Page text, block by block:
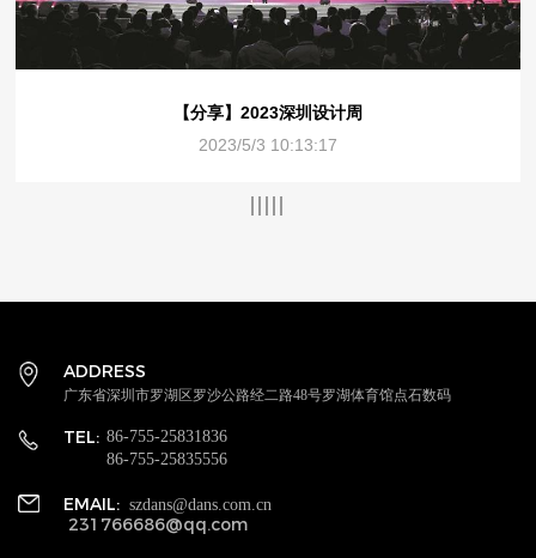
【分享】2023深圳设计周
2023/5/3 10:13:17
ADDRESS
广东省深圳市罗湖区罗沙公路经二路48号罗湖体育馆点石数码
TEL: 86-755-25831836
86-755-25835556
EMAIL: szdans@dans.com.cn
231766686@qq.com